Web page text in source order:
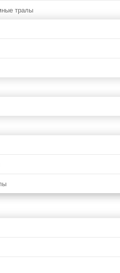
тралы